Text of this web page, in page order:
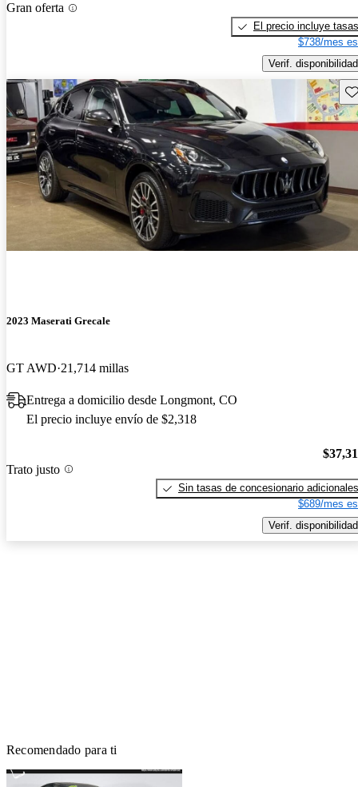
Gran oferta
El precio incluye tasas
$738/mes
Verif. disponibilidad
2023 Maserati Grecale
GT AWD 21,714 millas
Entrega a domicilio desde Longmont, CO
El precio incluye envío de $2,318
Trato justo
Sin tasas de concesionario adicionales
$689/mes
Verif. disponibilidad
Recomendado para ti